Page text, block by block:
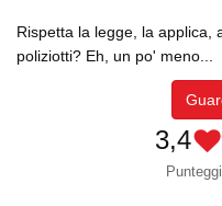
Rispetta la legge, la applica,
poliziotti? Eh, un po' meno...
3,4